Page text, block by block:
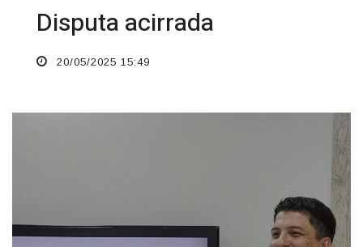
Disputa acirrada
20/05/2025 15:49